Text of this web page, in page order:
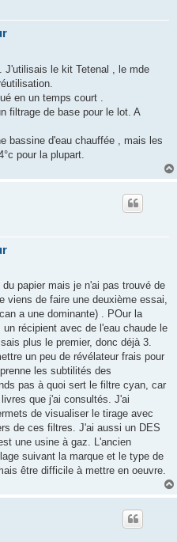
J'utilisais le kit Tetenal , le mde
en un temps court .
filtrage de base pour le lot. A
bassine d'eau chauffée , mais les
pour la plupart.
papier mais je n'ai pas trouvé de
viens de faire une deuxième essai,
a une dominante) . POur la
récipient avec de l'eau chaude le
plus le premier, donc déjà 3.
un peu de révélateur frais pour
les subtilités des
pas à quoi sert le filtre cyan, car
que j'ai consultés. J'ai
de visualiser le tirage avec
de ces filtres. J'ai aussi un DES
une usine à gaz. L'ancien
suivant la marque et le type de
être difficile à mettre en oeuvre.